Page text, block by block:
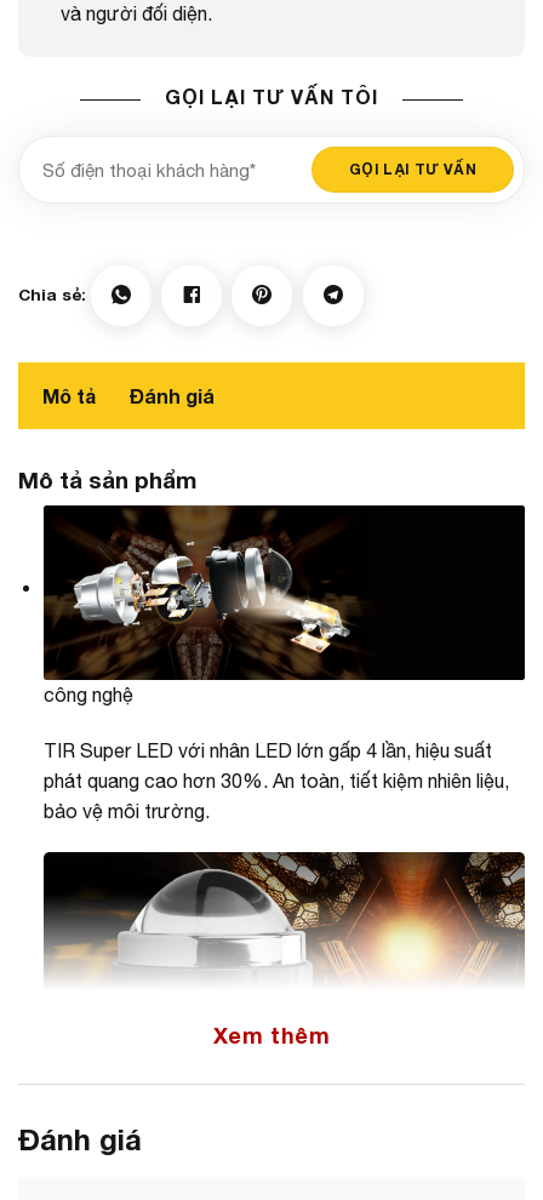
và người đối diện.
GỌI LẠI TƯ VẤN TÔI
Mô tả Đánh giá
Mô tả sản phẩm
công nghệ
TIR Super LED với nhân LED lớn gấp 4 lần, hiệu suất
phát quang cao hơn 30%. An toàn, tiết kiệm nhiên liệu,
bảo vệ môi trường.
Xem thêm
Đánh giá